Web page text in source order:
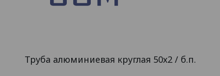
Труба алюминиевая круглая 50х2 / б.п.